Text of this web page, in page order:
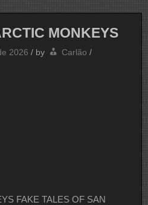
JOHNNY
MONKEYS
2026 / by Carlão /
FAKE TALES OF SAN